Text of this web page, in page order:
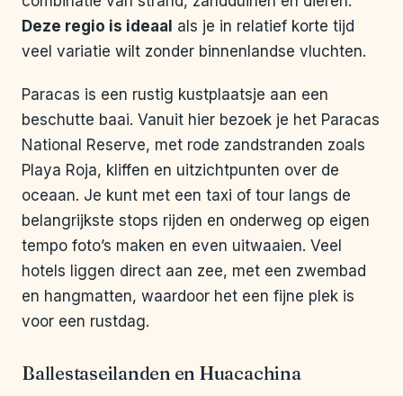
Deze regio is ideaal als je in relatief korte tijd
veel variatie wilt zonder binnenlandse vluchten.
Paracas is een rustig kustplaatsje aan een
beschutte baai. Vanuit hier bezoek je het Paracas
National Reserve, met rode zandstranden zoals
Playa Roja, kliffen en uitzichtpunten over de
oceaan. Je kunt met een taxi of tour langs de
belangrijkste stops rijden en onderweg op eigen
tempo foto’s maken en even uitwaaien. Veel
hotels liggen direct aan zee, met een zwembad
en hangmatten, waardoor het een fijne plek is
voor een rustdag.
Ballestaseilanden en Huacachina